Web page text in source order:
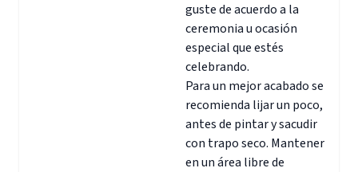
guste de acuerdo a la
ceremonia u ocasión
especial que estés
celebrando.
Para un mejor acabado se
recomienda lijar un poco,
antes de pintar y sacudir
con trapo seco. Mantener
en un área libre de